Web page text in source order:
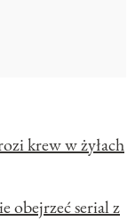
krew w żyłach
obejrzeć serial z